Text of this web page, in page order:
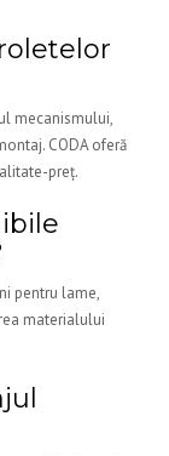
mecanismului,
CODA oferă
preț.
pentru lame,
materialului